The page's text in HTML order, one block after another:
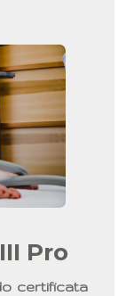
Pro
certificata